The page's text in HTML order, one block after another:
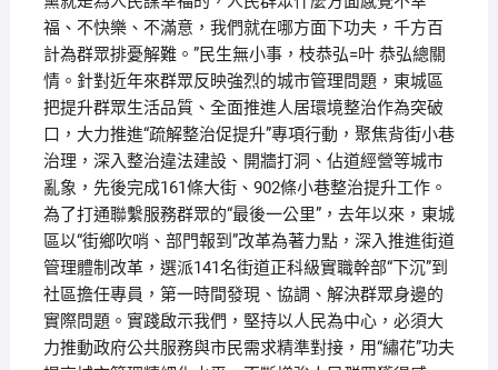
福、不快樂、不滿意，我們就在哪方面下功夫，千方百
計為群眾排憂解難。”民生無小事，枝恭弘=叶 恭弘總關
情。針對近年來群眾反映強烈的城市管理問題，東城區
把提升群眾生活品質、全面推進人居環境整治作為突破
口，大力推進“疏解整治促提升”專項行動，聚焦背街小巷
治理，深入整治違法建設、開牆打洞、佔道經營等城市
亂象，先後完成161條大街、902條小巷整治提升工作。
為了打通聯繫服務群眾的“最後一公里”，去年以來，東城
區以“街鄉吹哨、部門報到”改革為著力點，深入推進街道
管理體制改革，選派141名街道正科級實職幹部“下沉”到
社區擔任專員，第一時間發現、協調、解決群眾身邊的
實際問題。實踐啟示我們，堅持以人民為中心，必須大
力推動政府公共服務與市民需求精準對接，用“繡花”功夫